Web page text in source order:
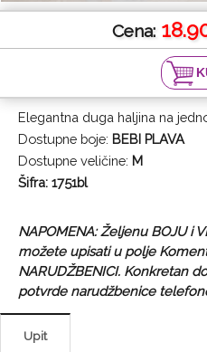
Cena:
Elegantna duga haljina na
Dostupne boje: BEBI PLAVA
Dostupne veličine: M
Šifra: 1751bl
NAPOMENA: Željenu BOJU i
možete upisati u polje
NARUDŽBENICI. Konkretan
potvrde narudžbenice
Upit